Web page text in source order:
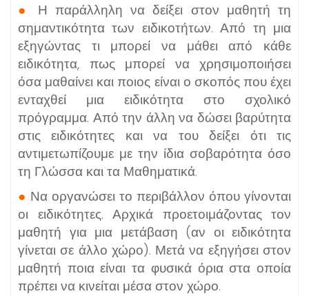
●
Η παράλληλη να δείξει στον μαθητή τη
σημαντικότητα των ειδικοτήτων. Από τη μια
εξηγώντας τι μπορεί να μάθει από κάθε
ειδικότητα, πως μπορεί να χρησιμοποιήσει
όσα μαθαίνει και ποιος είναι ο σκοπός που έχει
ενταχθεί μια ειδικότητα στο σχολικό
πρόγραμμα. Από την άλλη να δώσει βαρύτητα
στις ειδικότητες και να του δείξει ότι τις
αντιμετωπίζουμε με την ίδια σοβαρότητα όσο
τη Γλώσσα και τα Μαθηματικά.
● Να οργανώσει το περιβάλλον όπου γίνονται
οι ειδικότητες. Αρχικά προετοιμάζοντας τον
μαθητή για μια μετάβαση (αν οι ειδικότητα
γίνεται σε άλλο χώρο). Μετά να εξηγήσει στον
μαθητή ποια είναι τα φυσικά όρια στα οποία
πρέπει να κινείται μέσα στον χώρο.